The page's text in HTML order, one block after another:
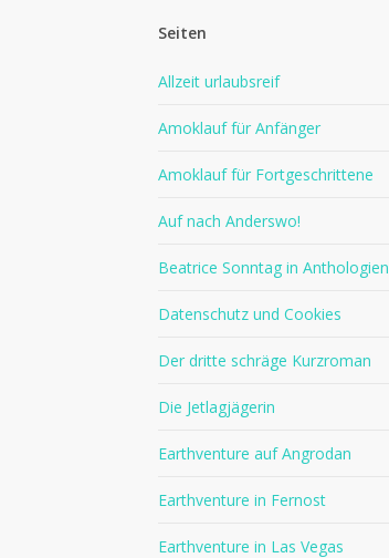
Seiten
Allzeit urlaubsreif
Amoklauf für Anfänger
Amoklauf für Fortgeschrittene
Auf nach Anderswo!
Beatrice Sonntag in Anthologien
Datenschutz und Cookies
Der dritte schräge Kurzroman
Die Jetlagjägerin
Earthventure auf Angrodan
Earthventure in Fernost
Earthventure in Las Vegas